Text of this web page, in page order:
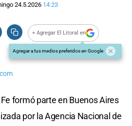
24.5.2026 14:23
+ Agregar El Litoral en
Agregar a tus medios preferidos en Google
formó parte en Buenos Aires
por la Agencia Nacional de